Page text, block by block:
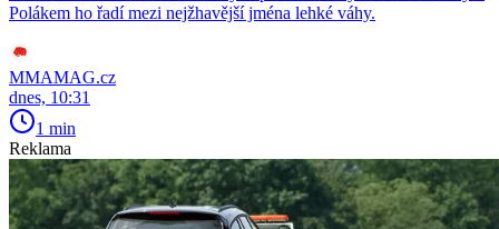
Polákem ho řadí mezi nejžhavější jména lehké váhy.
MMAMAG.cz
dnes, 10:31
1 min
Reklama